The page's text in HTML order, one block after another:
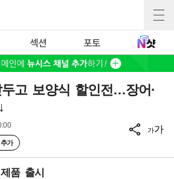
섹션 포토
고 보양식 할인전…장어·
가
가가
품 출시